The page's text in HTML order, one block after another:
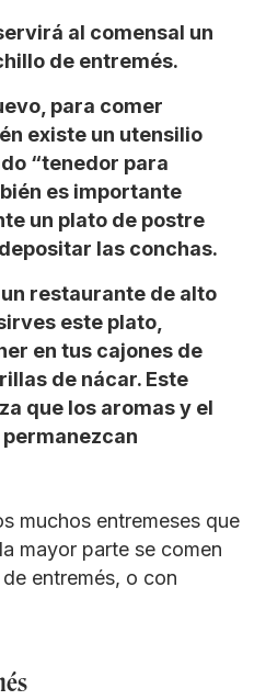
al comensal un
de entremés.
para comer
existe un utensilio
“tenedor para
es importante
un plato de postre
las conchas.
restaurante de alto
este plato,
en tus cajones de
de nácar. Este
que los aromas y el
muchos entremeses que
mayor parte se comen
entremés, o con